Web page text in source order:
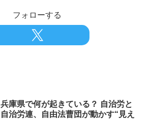
フォローする
兵庫県で何が起きている？ 自治労と
自治労連、自由法曹団が動かす“見え